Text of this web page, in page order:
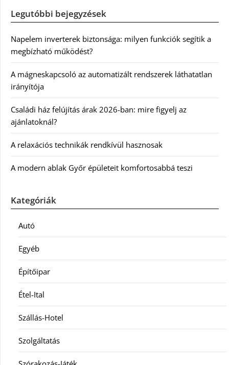
Legutóbbi bejegyzések
Napelem inverterek biztonsága: milyen funkciók segítik a
megbízható működést?
A mágneskapcsoló az automatizált rendszerek láthatatlan
irányítója
Családi ház felújítás árak 2026-ban: mire figyelj az
ajánlatoknál?
A relaxációs technikák rendkívül hasznosak
A modern ablak Győr épületeit komfortosabbá teszi
Kategóriák
Autó
Egyéb
Építőipar
Étel-Ital
Szállás-Hotel
Szolgáltatás